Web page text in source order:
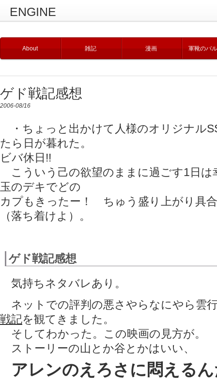
ENGINE
About 雑記 漫画 軍靴のバ
ゲド戦記感想
2006-08/16
・ちょっと出かけて人様のオリジナル
たら日が暮れた。
ビバ休日!!
こういう己の欲望のままに過ごす1日は
玉のデキでどの
カプもきったー！ ちゅう盛り上がり具
（落ち着けよ）。
ゲド戦記感想
気持ちネタバレあり。
ネットでの評判の悪さやらなにやら雲
戦記を観てきました。
そしてわかった。この映画の見方が。
ストーリーの山とか谷とかはいい、
アレンのえろさに悶える